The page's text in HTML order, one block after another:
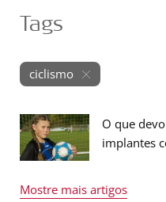
Tags
ciclismo
O que
implantes
Mostre mais artigos